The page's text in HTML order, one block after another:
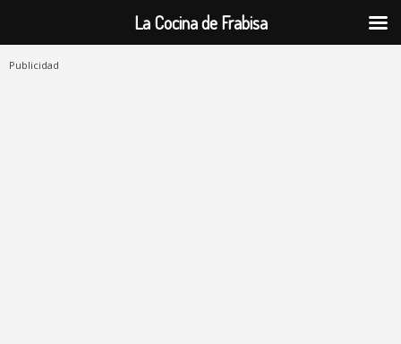
Publicidad
La Cocina de Frabisa